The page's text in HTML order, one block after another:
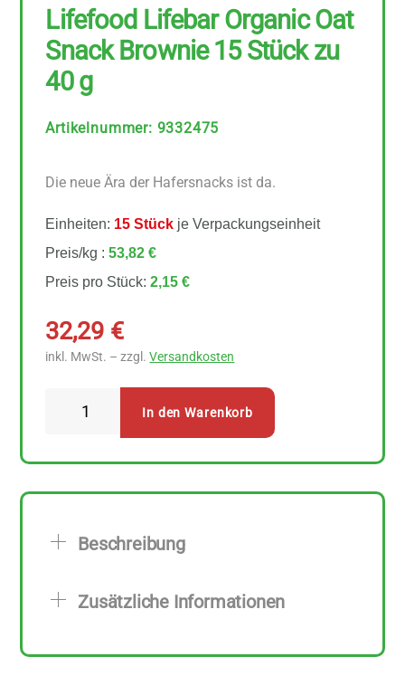
Lifefood Lifebar Organic Oat
Snack Brownie 15 Stück zu
40 g
Artikelnummer: 9332475
Die neue Ära der Hafersnacks ist da.
Einheiten: 15 Stück je Verpackungseinheit
Preis/kg :53,82 €
Preis pro Stück:2,15 €
32,29 €
inkl. MwSt. – zzgl.Versandkosten
Brownie
zu
g
In den Warenkorb
Beschreibung
Zusätzliche Informationen